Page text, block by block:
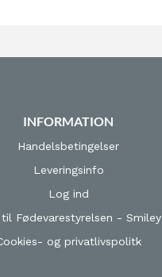
INFORMATION
Handelsbetingelser
Leveringsinfo
Log ind
til Fødevarestyrelsen - Smiley
og privatlivspolitk